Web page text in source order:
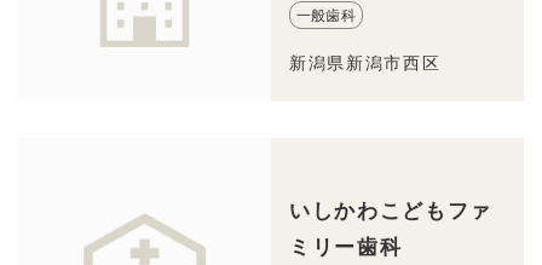
一般歯科
新潟県新潟市西区
いしかわこどもファ
ミリー歯科